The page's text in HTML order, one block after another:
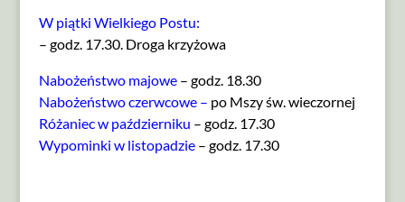
W piątki Wielkiego Postu:
– godz. 17.30. Droga krzyżowa
Nabożeństwo majowe – godz. 18.30
Nabożeństwo czerwcowe – po Mszy św. wieczornej
Różaniec w październiku – godz. 17.30
Wypominki w listopadzie – godz. 17.30